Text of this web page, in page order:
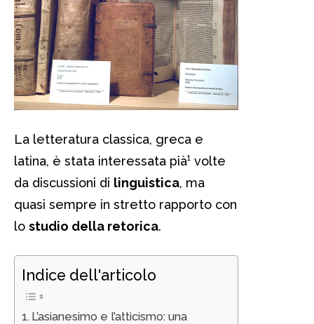
La letteratura classica, greca e
latina, è stata interessata pià¹ volte
da discussioni di linguistica, ma
quasi sempre in stretto rapporto con
lo studio della retorica.
Indice dell'articolo
L’asianesimo e l’atticismo: una